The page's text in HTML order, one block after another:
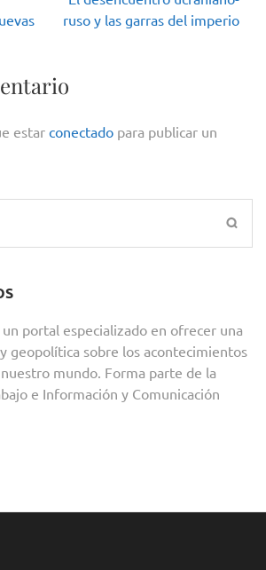
ruso y las garras del imperio
estarconectado para publicar un
portal especializado en ofrecer una
geopolítica sobre los acontecimientos
mundo. Forma parte de la
e Información y Comunicación